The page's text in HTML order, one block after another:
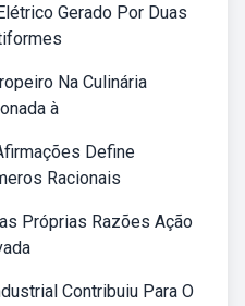
Gerado Por Duas
Na Culinária
à
Define
Racionais
Próprias Razões Ação
Contribuiu Para O